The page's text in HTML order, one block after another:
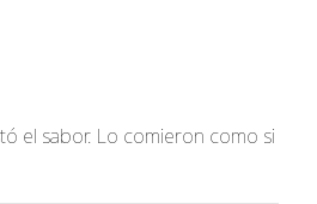
el sabor. Lo comieron como si